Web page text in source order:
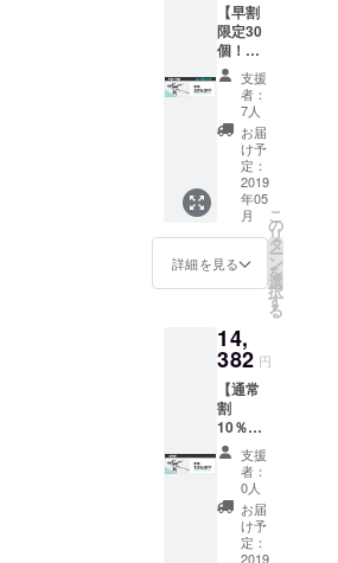
【早割
限定30
個！
20％OF
F】定価
15980
円のと
ころ
12784
円(3196
円引き)
でお買
い求め
いただ
けま
FORME
R 1個
支援
者：
7人
お届
け予
定：
2019
年05
月
詳細を見る
こ
の
リ
タ
ー
ン
を
選
択
す
る
14,
382 円
【通常
割
10％OF
F】定価
15980
円のと
ころ
14382
円(1598
支援
者：
0人
お届
け予
定：
2019